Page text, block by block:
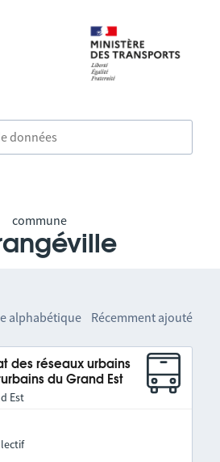
commune
alphabétique Récemment ajouté
des réseaux urbains
du Grand Est
Est